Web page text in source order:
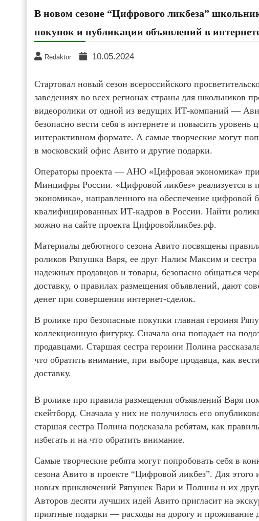
В новом сезоне “Цифрового ликбеза”
покупок и публикации объявлений в
Redaktor 10.05.2024
Стартовал новый сезон всероссийского
заведениях во всех регионах страны для школьников
видеоролики от одной из ведущих ИТ-компаний —
безопасно вести себя в интернете и повысить
интерактивном формате. А самые творческие могут
в московский офис Авито и другие подарки.
Операторы проекта — АНО «Цифровая экономика»
Минцифры России. «Цифровой ликбез» реализуется в
экономика», направленного на обеспечение цифровой
квалифицированных ИТ-кадров в России. Найти
можно на сайте проекта Цифровойликбез.рф.
Материалы дебютного сезона Авито посвящены
роликов Ряпушка Варя, ее друг Налим Максим и
надежных продавцов и товары, безопасно общаться
доставку, о правилах размещения объявлений, дают
денег при совершении интернет-сделок.
В ролике про безопасные покупки главная героиня
коллекционную фигурку. Сначала она попадает на
продавцами. Старшая сестра героини Полина
что обратить внимание, при выборе продавца, как
доставку.
В ролике про правила размещения объявлений Варя
скейтборд. Сначала у них не получилось его
старшая сестра Полина подсказала ребятам, как
избегать и на что обратить внимание.
Самые творческие ребята могут попробовать себя в
сезона Авито в проекте “Цифровой ликбез”. Для
новых приключений Ряпушек Вари и Полины и их
Авторов десяти лучших идей Авито пригласит на
приятные подарки — расходы на дорогу и проживание